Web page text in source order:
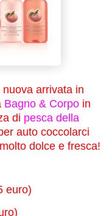
arrivata in
Bagno & Corpo in
di pesca della
auto coccolarci
dolce e fresca!
euro)